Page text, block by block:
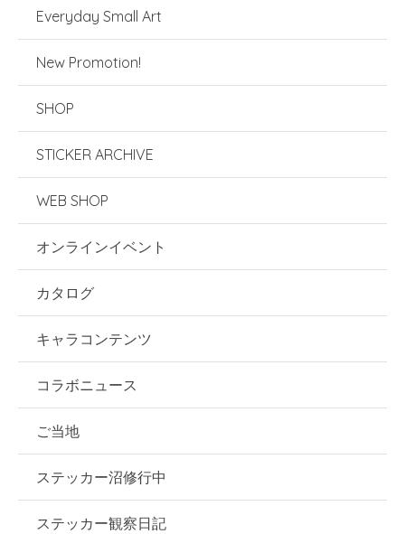
Everyday Small Art
New Promotion!
SHOP
STICKER ARCHIVE
WEB SHOP
オンラインイベント
カタログ
キャラコンテンツ
コラボニュース
ご当地
ステッカー沼修行中
ステッカー観察日記